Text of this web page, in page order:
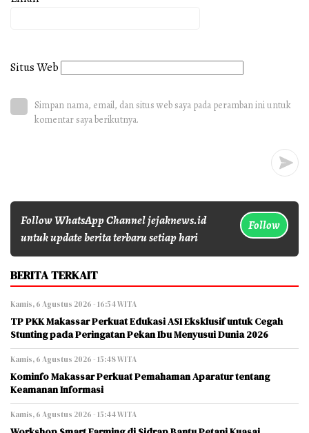
Situs Web
Simpan nama, email, dan situs web saya pada peramban ini untuk
komentar saya berikutnya.
Follow WhatsApp Channel jejaknews.id
untuk update berita terbaru setiap hari
Follow
BERITA TERKAIT
Kamis, 6 Agustus 2026 - 16:54 WITA
TP PKK Makassar Perkuat Edukasi ASI Eksklusif untuk Cegah
Stunting pada Peringatan Pekan Ibu Menyusui Dunia 2026
Kamis, 6 Agustus 2026 - 15:48 WITA
Kominfo Makassar Perkuat Pemahaman Aparatur tentang
Keamanan Informasi
Kamis, 6 Agustus 2026 - 15:44 WITA